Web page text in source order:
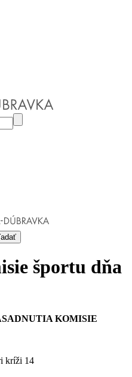
športu dňa
KOMISIE
kríži 14